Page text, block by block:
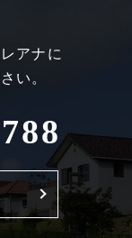
アナに
い。